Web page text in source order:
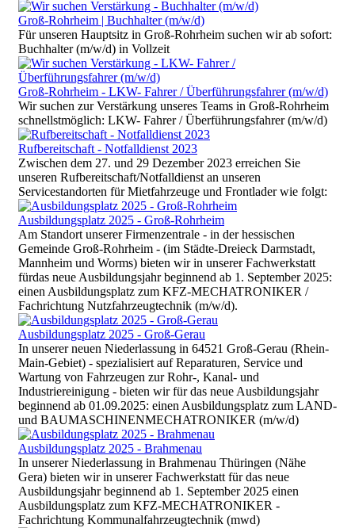
Groß-Rohrheim | Buchhalter (m/w/d)
Für unseren Hauptsitz in Groß-Rohrheim suchen wir ab sofort:
Buchhalter (m/w/d) in Vollzeit
Groß-Rohrheim - LKW- Fahrer / Überführungsfahrer (m/w/d)
Wir suchen zur Verstärkung unseres Teams in Groß-Rohrheim
schnellstmöglich: LKW- Fahrer / Überführungsfahrer (m/w/d)
Rufbereitschaft - Notfalldienst 2023
Zwischen dem 27. und 29 Dezember 2023 erreichen Sie
unseren Rufbereitschaft/Notfalldienst an unseren
Servicestandorten für Mietfahrzeuge und Frontlader wie folgt:
Ausbildungsplatz 2025 - Groß-Rohrheim
Am Standort unserer Firmenzentrale - in der hessischen
Gemeinde Groß-Rohrheim - (im Städte-Dreieck Darmstadt,
Mannheim und Worms) bieten wir in unserer Fachwerkstatt
fürdas neue Ausbildungsjahr beginnend ab 1. September 2025:
einen Ausbildungsplatz zum KFZ-MECHATRONIKER /
Fachrichtung Nutzfahrzeugtechnik (m/w/d).
Ausbildungsplatz 2025 - Groß-Gerau
In unserer neuen Niederlassung in 64521 Groß-Gerau (Rhein-
Main-Gebiet) - spezialisiert auf Reparaturen, Service und
Wartung von Fahrzeugen zur Rohr-, Kanal- und
Industriereinigung - bieten wir für das neue Ausbildungsjahr
beginnend ab 01.09.2025: einen Ausbildungsplatz zum LAND-
und BAUMASCHINENMECHATRONIKER (m/w/d)
Ausbildungsplatz 2025 - Brahmenau
In unserer Niederlassung in Brahmenau Thüringen (Nähe
Gera) bieten wir in unserer Fachwerkstatt für das neue
Ausbildungsjahr beginnend ab 1. September 2025 einen
Ausbildungsplatz zum KFZ-MECHATRONIKER -
Fachrichtung Kommunalfahrzeugtechnik (mwd)